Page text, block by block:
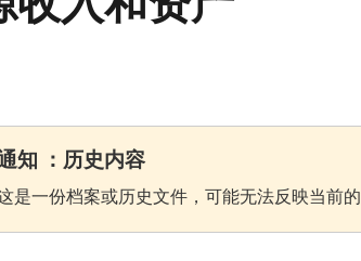
知 ：历史内容
是一份档案或历史文件，可能无法反映当前的